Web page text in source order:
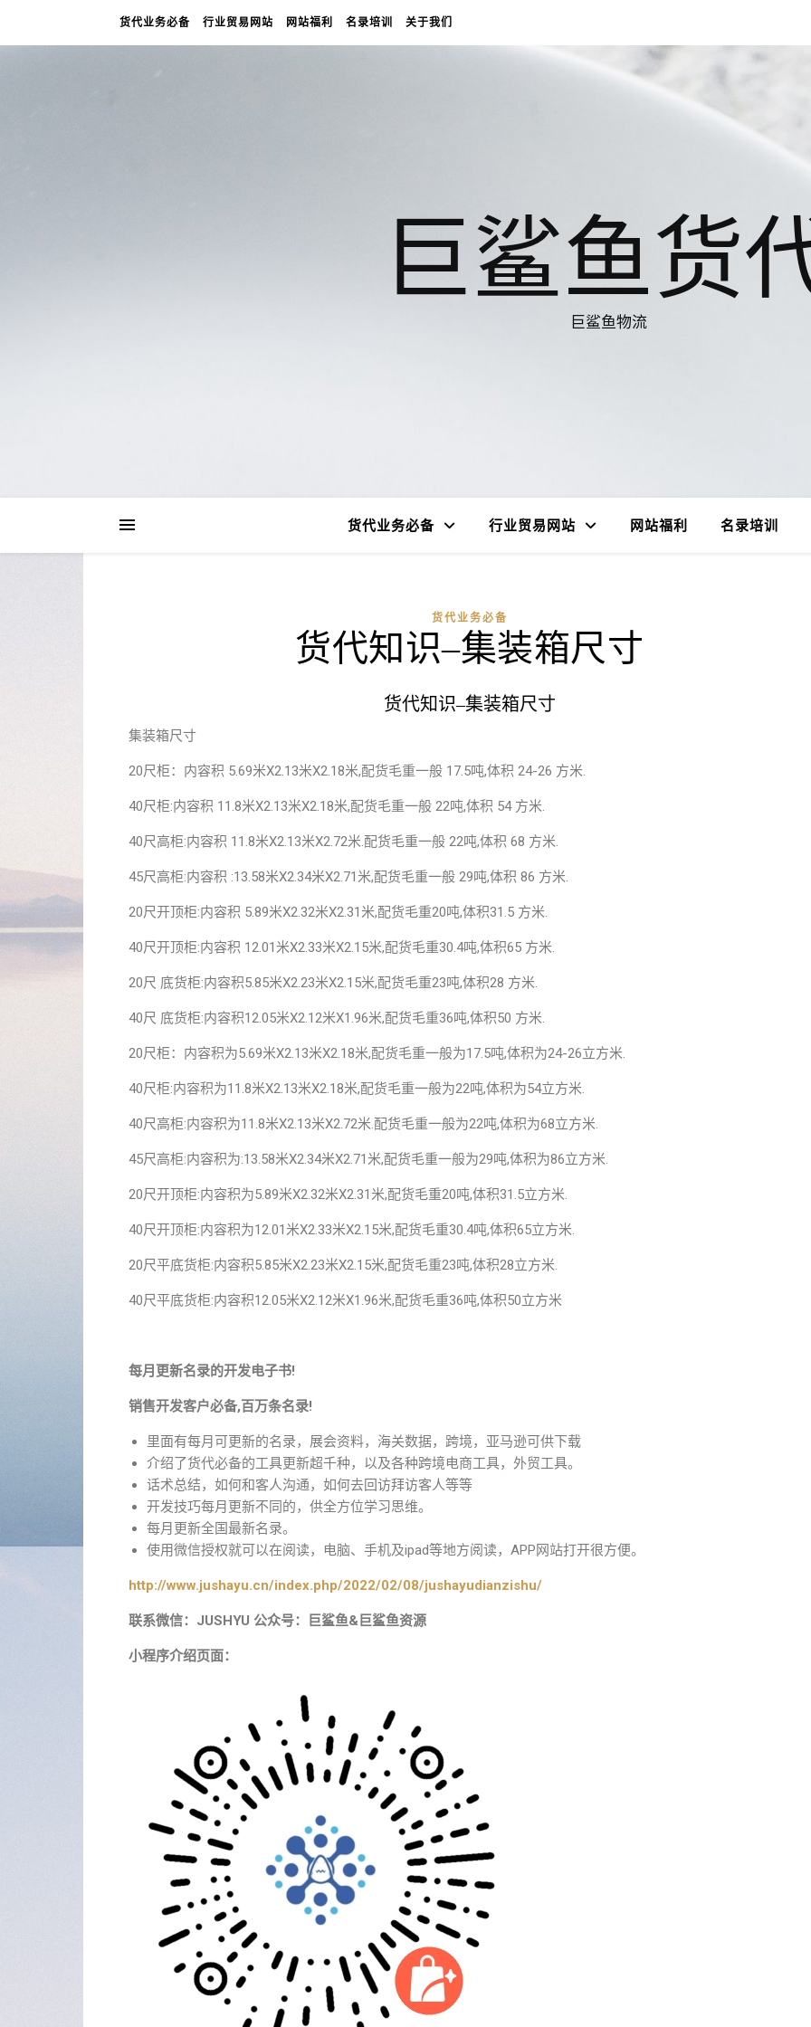
货代业务必备 行业贸易网站 网站福利 名录培训 关于我们
巨鲨鱼货
巨鲨鱼物流
货代业务必备 行业贸易网站 网站福利 名录培训
货代业务必备
货代知识–集装箱尺寸
货代知识–集装箱尺寸
集装箱尺寸
20尺柜：内容积 5.69米X2.13米X2.18米,配货毛重一般 17.5吨,体积 24-26 方米.
40尺柜:内容积 11.8米X2.13米X2.18米,配货毛重一般 22吨,体积 54 方米.
40尺高柜:内容积 11.8米X2.13米X2.72米.配货毛重一般 22吨,体积 68 方米.
45尺高柜:内容积 :13.58米X2.34米X2.71米,配货毛重一般 29吨,体积 86 方米.
20尺开顶柜:内容积 5.89米X2.32米X2.31米,配货毛重20吨,体积31.5 方米.
40尺开顶柜:内容积 12.01米X2.33米X2.15米,配货毛重30.4吨,体积65 方米.
20尺 底货柜:内容积5.85米X2.23米X2.15米,配货毛重23吨,体积28 方米.
40尺 底货柜:内容积12.05米X2.12米X1.96米,配货毛重36吨,体积50 方米.
20尺柜：内容积为5.69米X2.13米X2.18米,配货毛重一般为17.5吨,体积为24-26立方米.
40尺柜:内容积为11.8米X2.13米X2.18米,配货毛重一般为22吨,体积为54立方米.
40尺高柜:内容积为11.8米X2.13米X2.72米.配货毛重一般为22吨,体积为68立方米.
45尺高柜:内容积为:13.58米X2.34米X2.71米,配货毛重一般为29吨,体积为86立方米.
20尺开顶柜:内容积为5.89米X2.32米X2.31米,配货毛重20吨,体积31.5立方米.
40尺开顶柜:内容积为12.01米X2.33米X2.15米,配货毛重30.4吨,体积65立方米.
20尺平底货柜:内容积5.85米X2.23米X2.15米,配货毛重23吨,体积28立方米.
40尺平底货柜:内容积12.05米X2.12米X1.96米,配货毛重36吨,体积50立方米
每月更新名录的开发电子书!
销售开发客户必备,百万条名录!
里面有每月可更新的名录，展会资料，海关数据，跨境，亚马逊可供下载
介绍了货代必备的工具更新超千种，以及各种跨境电商工具，外贸工具。
话术总结，如何和客人沟通，如何去回访拜访客人等等
开发技巧每月更新不同的，供全方位学习思维。
每月更新全国最新名录。
使用微信授权就可以在阅读，电脑、手机及ipad等地方阅读，APP网站打开很方便。
http://www.jushayu.cn/index.php/2022/02/08/jushayudianzishu/
联系微信：JUSHYU 公众号：巨鲨鱼&巨鲨鱼资源
小程序介绍页面：